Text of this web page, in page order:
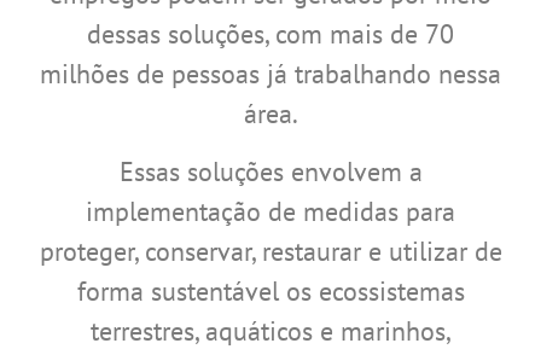
dessas soluções, com mais de 70
milhões de pessoas já trabalhando nessa
área.
Essas soluções envolvem a
implementação de medidas para
proteger, conservar, restaurar e utilizar de
forma sustentável os ecossistemas
terrestres, aquáticos e marinhos,